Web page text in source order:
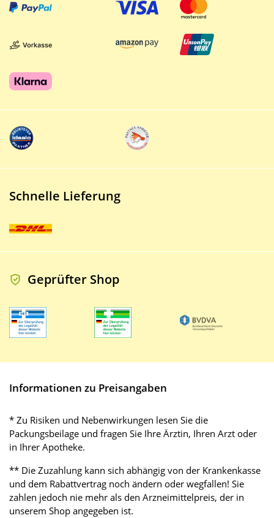
Schnelle Lieferung
Geprüfter Shop
Informationen zu Preisangaben
* Zu Risiken und Nebenwirkungen lesen Sie die
Packungsbeilage und fragen Sie Ihre Ärztin, Ihren Arzt oder
in Ihrer Apotheke.
** Die Zuzahlung kann sich abhängig von der Krankenkasse
und dem Rabattvertrag noch ändern oder wegfallen! Sie
zahlen jedoch nie mehr als den Arzneimittelpreis, der in
unserem Shop angegeben ist.